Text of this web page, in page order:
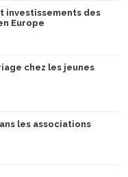
investissements des
Europe
chez les jeunes
les associations